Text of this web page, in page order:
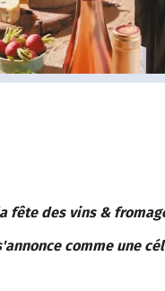
fête des vins &
comme une